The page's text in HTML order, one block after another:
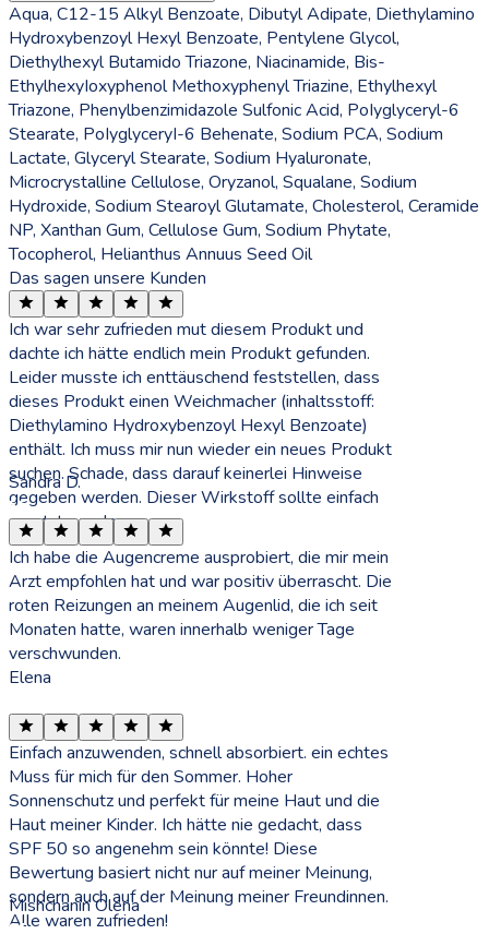
Aqua, C12-15 Alkyl Benzoate, Dibutyl Adipate, Diethylamino
Hydroxybenzoyl Hexyl Benzoate, Pentylene Glycol,
Diethylhexyl Butamido Triazone, Niacinamide, Bis-
EthylhexyIoxyphenol Methoxyphenyl Triazine, Ethylhexyl
Triazone, Phenylbenzimidazole Sulfonic Acid, PoIyglyceryl-6
Stearate, PoIyglyceryI-6 Behenate, Sodium PCA, Sodium
Lactate, Glyceryl Stearate, Sodium Hyaluronate,
Microcrystalline Cellulose, Oryzanol, Squalane, Sodium
Hydroxide, Sodium Stearoyl Glutamate, Cholesterol, Ceramide
NP, Xanthan Gum, Cellulose Gum, Sodium Phytate,
Tocopherol, Helianthus Annuus Seed Oil
Das sagen unsere Kunden
Ich war sehr zufrieden mut diesem Produkt und
dachte ich hätte endlich mein Produkt gefunden.
Leider musste ich enttäuschend feststellen, dass
dieses Produkt einen Weichmacher (inhaltsstoff:
Diethylamino Hydroxybenzoyl Hexyl Benzoate)
enthält. Ich muss mir nun wieder ein neues Produkt
suchen. Schade, dass darauf keinerlei Hinweise
gegeben werden. Dieser Wirkstoff sollte einfach
ersetzt werden.
Sandra D.
Ich habe die Augencreme ausprobiert, die mir mein
Arzt empfohlen hat und war positiv überrascht. Die
roten Reizungen an meinem Augenlid, die ich seit
Monaten hatte, waren innerhalb weniger Tage
verschwunden.
Elena
Einfach anzuwenden, schnell absorbiert. ein echtes
Muss für mich für den Sommer. Hoher
Sonnenschutz und perfekt für meine Haut und die
Haut meiner Kinder. Ich hätte nie gedacht, dass
SPF 50 so angenehm sein könnte! Diese
Bewertung basiert nicht nur auf meiner Meinung,
sondern auch auf der Meinung meiner Freundinnen.
Alle waren zufrieden!
Mishchanin Olena